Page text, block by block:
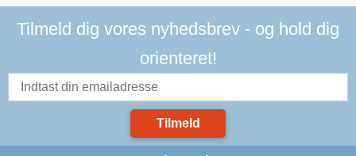
Tilmeld dig vores nyhedsbrev - og hold dig
orienteret!
Tilmeld